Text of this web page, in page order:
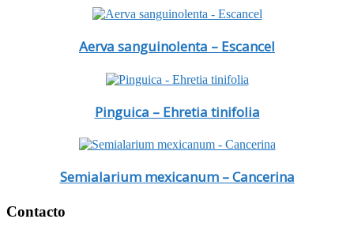
Aerva sanguinolenta – Escancel
Pinguica – Ehretia tinifolia
Semialarium mexicanum – Cancerina
Footer
Contacto